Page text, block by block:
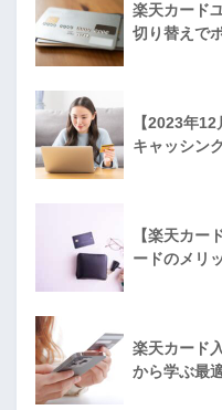
楽天カード
切り替えで
【2023年
キャッシン
【楽天カー
ードのメリ
楽天カード
から学ぶ最